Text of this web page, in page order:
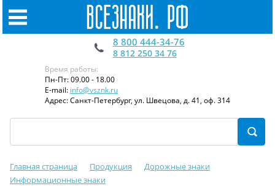
8 800 444-34-76
8 812 250 34 76
Время работы:
Пн-Пт: 09.00 - 18.00
E-mail: info@vsznk.ru
Адрес: Санкт-Петербург, ул. Швецова, д. 41, оф. 314
Главная страница Продукция
Дорожные знаки
Информационные знаки